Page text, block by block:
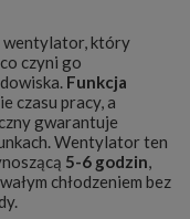
wentylator, który
czyni go
Funkcja
czasu pracy, a
gwarantuje
Wentylator ten
5-6 godzin,
chłodzeniem bez